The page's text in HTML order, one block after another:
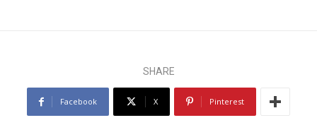
SHARE
Facebook X Pinterest